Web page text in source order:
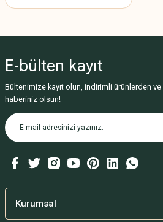
E-bülten kayıt
Bültenimize kayıt olun, indirimli ürünlerden
haberiniz olsun!
Kurumsal